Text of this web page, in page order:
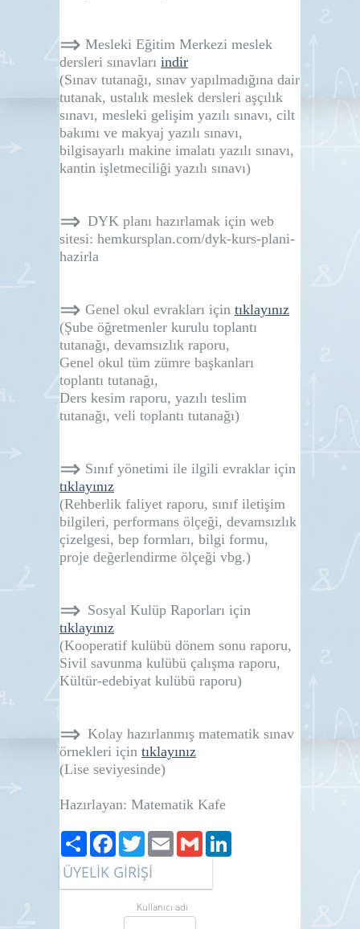
⇒ Mesleki Eğitim Merkezi meslek
dersleri sınavları indir
(Sınav tutanağı, sınav yapılmadığına dair
tutanak, ustalık meslek dersleri aşçılık
sınavı, mesleki gelişim yazılı sınavı, cilt
bakımı ve makyaj yazılı sınavı,
bilgisayarlı makine imalatı yazılı sınavı,
kantin işletmeciliği yazılı sınavı)
⇒ DYK planı hazırlamak için web
sitesi: hemkursplan.com/dyk-kurs-plani-
hazirla
⇒ Genel okul evrakları için tıklayınız
(Şube öğretmenler kurulu toplantı
tutanağı, devamsızlık raporu,
Genel okul tüm zümre başkanları
toplantı tutanağı,
Ders kesim raporu, yazılı teslim
tutanağı, veli toplantı tutanağı)
⇒ Sınıf yönetimi ile ilgili evraklar için
tıklayınız
(Rehberlik faliyet raporu, sınıf iletişim
bilgileri, performans ölçeği, devamsızlık
çizelgesi, bep formları, bilgi formu,
proje değerlendirme ölçeği vbg.)
⇒ Sosyal Kulüp Raporları için
tıklayınız
(Kooperatif kulübü dönem sonu raporu,
Sivil savunma kulübü çalışma raporu,
Kültür-edebiyat kulübü raporu)
⇒ Kolay hazırlanmış matematik sınav
örnekleri için tıklayınız
(Lise seviyesinde)
Hazırlayan: Matematik Kafe
PaylaşFacebook
TwitterEmailGmail
ÜYELİK GİRİŞİ
Kullanıcı adı